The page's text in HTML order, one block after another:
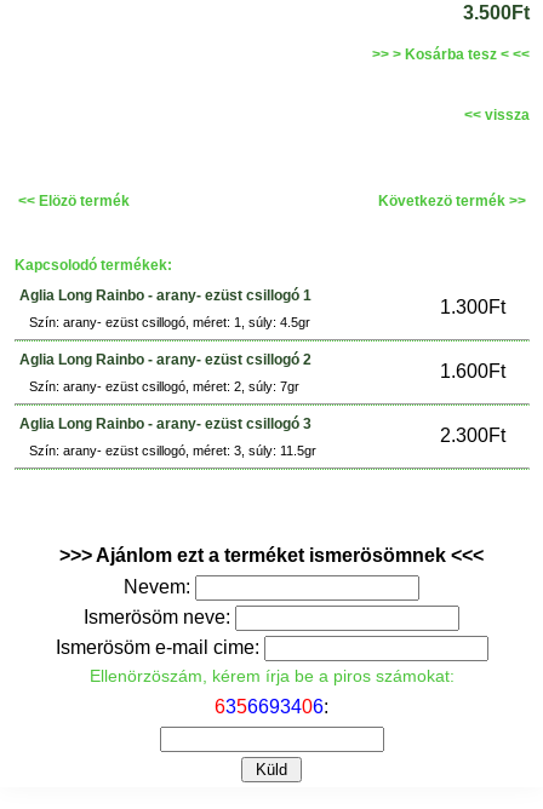
3.500Ft
>> > Kosárba tesz < <<
<< vissza
<< Elözö termék Következö termék >>
Kapcsolodó termékek:
Aglia Long Rainbo - arany- ezüst csillogó 1
1.300Ft
Szín: arany- ezüst csillogó, méret: 1, súly: 4.5gr
Aglia Long Rainbo - arany- ezüst csillogó 2
1.600Ft
Szín: arany- ezüst csillogó, méret: 2, súly: 7gr
Aglia Long Rainbo - arany- ezüst csillogó 3
2.300Ft
Szín: arany- ezüst csillogó, méret: 3, súly: 11.5gr
>>> Ajánlom ezt a terméket ismerösömnek <<<
Nevem:
Ismerösöm neve:
Ismerösöm e-mail cime:
Ellenörzöszám, kérem írja be a piros számokat:
6356693406: